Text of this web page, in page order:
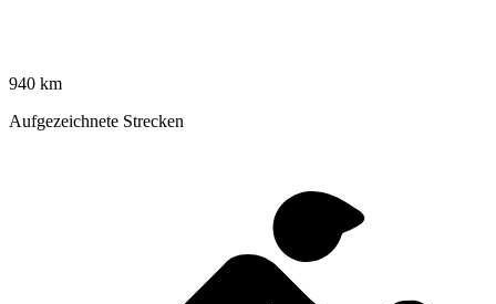
940 km
Aufgezeichnete Strecken